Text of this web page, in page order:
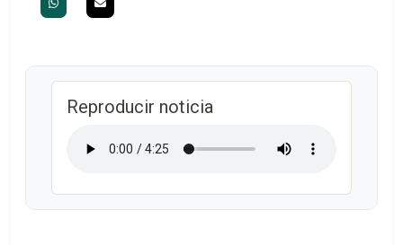
Reproducir noticia